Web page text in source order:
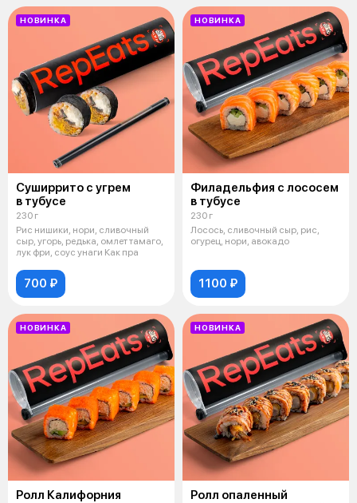
НОВИНКА
Суширрито с угрем
в тубусе
230 г
Рис нишики, нори, сливочный
сыр, угорь, редька, омлет тамаго,
лук фри, соус унаги Как пра
700 ₽
НОВИНКА
Филадельфия с лососем
в тубусе
230 г
Лосось, сливочный сыр, рис,
огурец, нори, авокадо
1100 ₽
НОВИНКА
Ролл Калифорния
НОВИНКА
Ролл опаленный